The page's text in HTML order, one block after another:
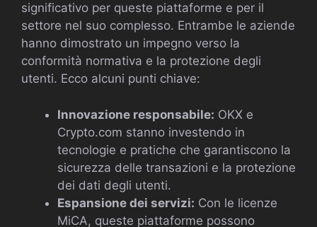
significativo per queste piattaforme e per il
settore nel suo complesso. Entrambe le aziende
hanno dimostrato un impegno verso la
conformità normativa e la protezione degli
utenti. Ecco alcuni punti chiave:
Innovazione responsabile: OKX e
Crypto.com stanno investendo in
tecnologie e pratiche che garantiscono la
sicurezza delle transazioni e la protezione
dei dati degli utenti.
Espansione dei servizi: Con le licenze
MiCA, queste piattaforme possono